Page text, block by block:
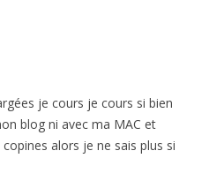
je cours je cours si bien
blog ni avec ma MAC et
alors je ne sais plus si